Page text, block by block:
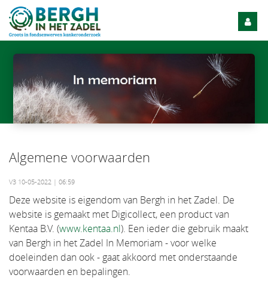
Algemene voorwaarden
V3 10-05-2022 | 06:59
Deze website is eigendom van Bergh in het Zadel. De
website is gemaakt met Digicollect, een product van
Kentaa B.V. (www.kentaa.nl). Een ieder die gebruik maakt
van Bergh in het Zadel In Memoriam - voor welke
doeleinden dan ook - gaat akkoord met onderstaande
voorwaarden en bepalingen.